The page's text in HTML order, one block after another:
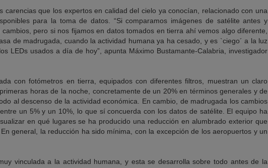
carencias que los expertos en calidad del cielo ya conocían, relacionado con una
para la toma de datos. “Si comparamos imágenes de satélite antes y
pero si nos fijamos en datos tomados en tierra ahí vemos algo diferente,
de madrugada, cuando la actividad humana ya ha cesado, y es `ciego´ a la luz
LEDs usados a día de hoy”, apunta Máximo Bustamante-Calabria, investigador
con fotómetros en tierra, equipados con diferentes filtros, muestran un claro
horas de la noche, concretamente de un 20% en términos generales y de
al descenso de la actividad económica. En cambio, de madrugada los cambios
un 5% y un 10%, lo que sí concuerda con los datos de satélite. El equipo ha
en qué lugares se ha producido una reducción en alumbrado exterior que
general, la reducción ha sido mínima, con la excepción de los aeropuertos y un
vinculada a la actividad humana, y esta se desarrolla sobre todo antes de la